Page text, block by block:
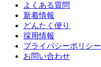
よくある質問
新着情報
どんたく便り
採用情報
プライバシーポリシー
お問い合わせ